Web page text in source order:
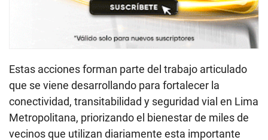
Estas acciones forman parte del trabajo articulado
que se viene desarrollando para fortalecer la
conectividad, transitabilidad y seguridad vial en Lima
Metropolitana, priorizando el bienestar de miles de
vecinos que utilizan diariamente esta importante